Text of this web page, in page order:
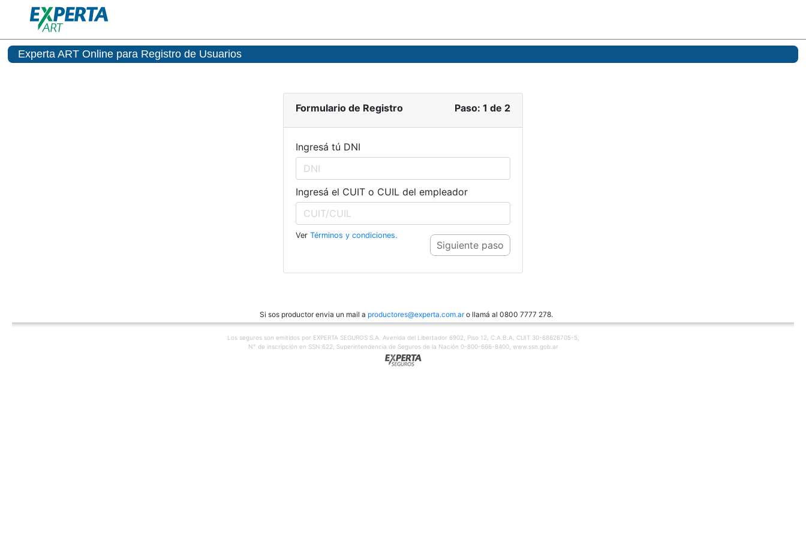
Experta ART Online para Registro de Usuarios
Formulario de Registro Paso: 1 de 2
Ingresá tú DNI
Ingresá el CUIT o CUIL del empleador
Ver Términos y condiciones.
Si sos productor envia un mail a productores@experta.com.aro llamá al 0800 7777 278.
Los seguros son emitidos por EXPERTA SEGUROS S.A. Avenida del Libertador 6902, Piso 12, C.A.B.A, CUIT 30-68626705-5,
N° de inscripción en SSN:622, Superintendencia de Seguros de la Nación 0-800-666-8400, www.ssn.gob.ar